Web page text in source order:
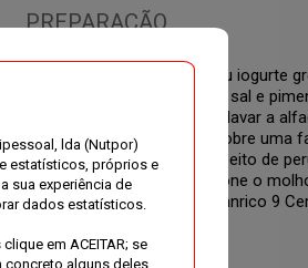
lda (Nutpor)
estatísticos, próprios e
sua experiência de
dados estatísticos.
em ACEITAR; se
concreto alguns deles,
PREPARAÇÃO
Junte um iogurte natural (ou iogurte
virgem extra, uma pitada de sal e
de limão e mostarda. Após lavar a
tomate em rodelas finas. Sobre uma
Cereais, coloque fatias de peito de
de tomate e a alface. Adicione o
cubra com outra fatia de Panrico 9